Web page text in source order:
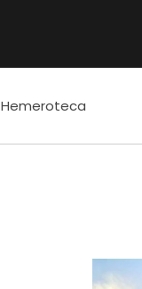
Hemeroteca